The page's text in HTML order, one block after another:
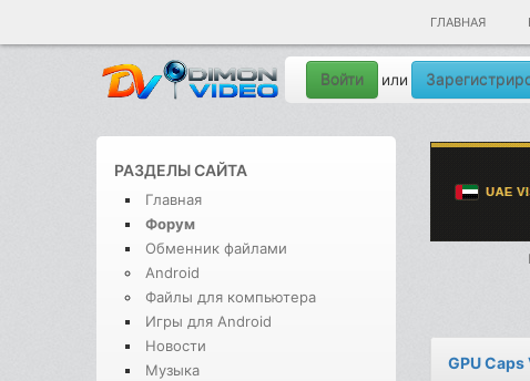
ГЛАВНАЯ
Войти или
РАЗДЕЛЫ САЙТА
Главная
Форум
Обменник файлами
Android
Файлы для компьютера
Игры для Android
Новости
Музыка
GPU